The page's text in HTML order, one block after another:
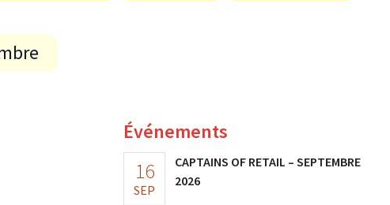
Événements
16
SEP
CAPTAINS OF RETAIL – SEPTEMBRE
2026